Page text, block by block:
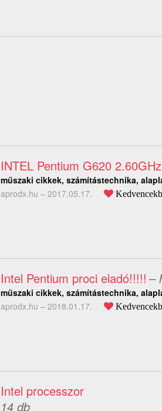
INTEL Pentium G620
műszaki cikkek, számítástechnika,
aprodx.hu – 2017.05.17.
Intel Pentium proci eladó!!!!! –
műszaki cikkek, számítástechnika,
aprodx.hu – 2018.01.17.
Intel processzor
14 db